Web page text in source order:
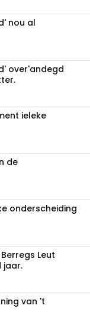
nou al
over'andegd
ieleke
de
onderscheiding
Leut
jaar.
van 't